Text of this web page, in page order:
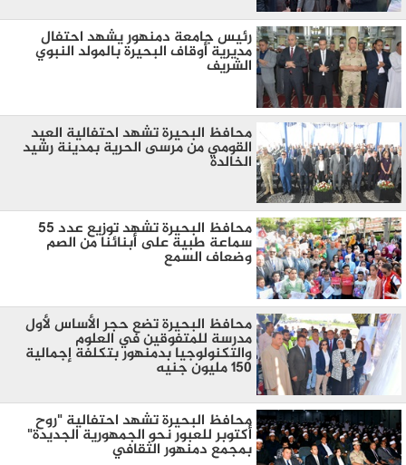
رئيس جامعة دمنهور يشهد احتفال
مديرية أوقاف البحيرة بالمولد النبوي
الشريف
محافظ البحيرة تشهد احتفالية العيد
القومي من مرسى الحرية بمدينة رشيد
الخالدة
محافظ البحيرة تشهد توزيع عدد 55
سماعة طبية على أبنائنا من الصم
وضعاف السمع
محافظ البحيرة تضع حجر الأساس لأول
مدرسة للمتفوقين في العلوم
والتكنولوجيا بدمنهور بتكلفة إجمالية
150 مليون جنيه
محافظ البحيرة تشهد احتفالية "روح
أكتوبر للعبور نحو الجمهورية الجديدة"
بمجمع دمنهور الثقافي